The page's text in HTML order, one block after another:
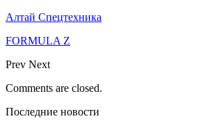
Алтай Спецтехника
FORMULA Z
Prev Next
Comments are closed.
Последние новости